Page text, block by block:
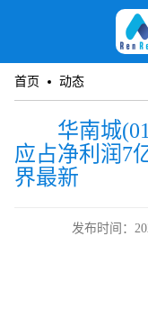
首页 动态
华南城
应占净利润7
界最新
发布时间：